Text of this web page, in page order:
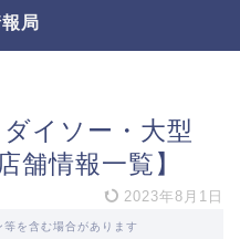
局
ダイソー・大型
舗情報一覧】
2023年8月1日
を含む場合があります